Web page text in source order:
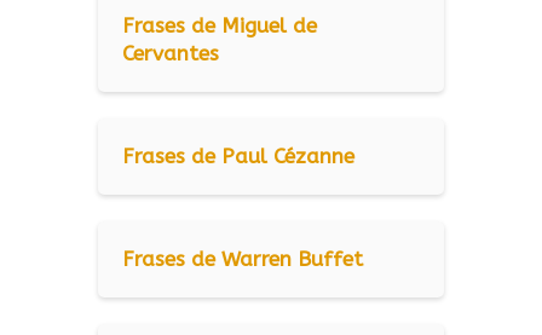
Frases de Miguel de
Cervantes
Frases de Paul Cézanne
Frases de Warren Buffet